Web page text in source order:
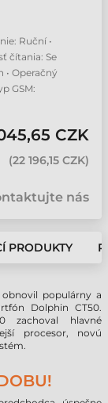
Ruční •
čítania: Se
• Operačný
GSM:
CZK
(22 196,15 CZK)
nás
PRODUKTY
populárny a
Dolphin CT50.
zachoval hlavné
procesor, novú